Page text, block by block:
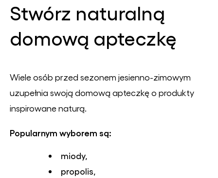
Stwórz naturalną
domową apteczkę
Wiele osób przed sezonem jesienno-zimowym
uzupełnia swoją domową apteczkę o produkty
inspirowane naturą.
Popularnym wyborem są:
miody,
propolis,